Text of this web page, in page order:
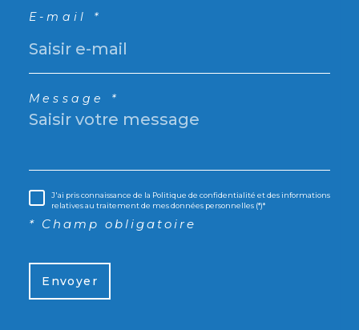
E-mail *
Message *
J'ai pris connaissance de la Politique de confidentialité et des informations
relatives au traitement de mes données personnelles (*)*
* Champ obligatoire
Envoyer